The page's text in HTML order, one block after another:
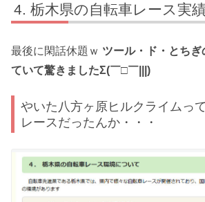
栃木県の自転車レース実
最後に閑話休題ｗ ツール・ド・とち
ていて驚きましたΣ(￣□￣|||)
やいた八方ヶ原ヒルクライムっ
レースだったんか・・・